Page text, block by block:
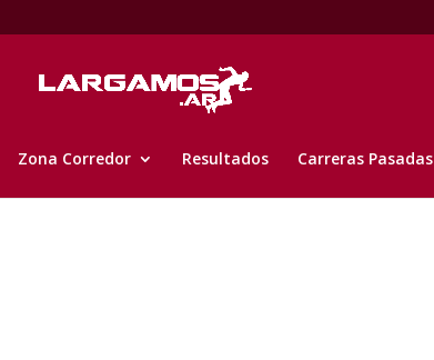
Zona Corredor Resultados Carreras Pasadas